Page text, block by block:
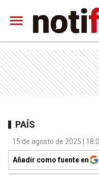
PAÍS
15 de agosto de 2025 |
Añadir como fuente en